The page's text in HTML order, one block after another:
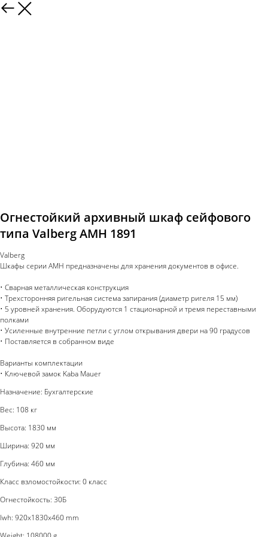
Огнестойкий архивный шкаф сейфового
типа Valberg AMH 1891
Valberg
Шкафы серии AMH предназначены для хранения документов в офисе.
• Сварная металлическая конструкция
• Трехсторонняя ригельная система запирания (диаметр ригеля 15 мм)
• 5 уровней хранения. Оборудуются 1 стационарной и тремя переставными
полками
• Усиленные внутренние петли с углом открывания двери на 90 градусов
• Поставляется в собранном виде
Варианты комплектации
• Ключевой замок Kaba Mauer
Назначение: Бухгалтерские
Вес: 108 кг
Высота: 1830 мм
Ширина: 920 мм
Глубина: 460 мм
Класс взломостойкости: 0 класс
Огнестойкость: 30Б
lwh: 920x1830x460 mm